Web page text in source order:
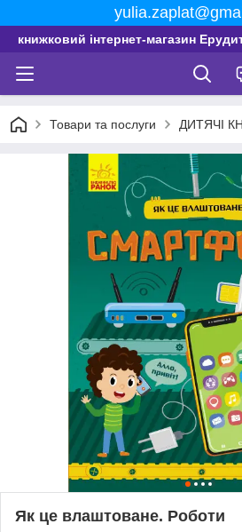
книжковий інтернет-магазин
Товари та послуги ДИТЯЧІ
Як це влаштоване. Роботи